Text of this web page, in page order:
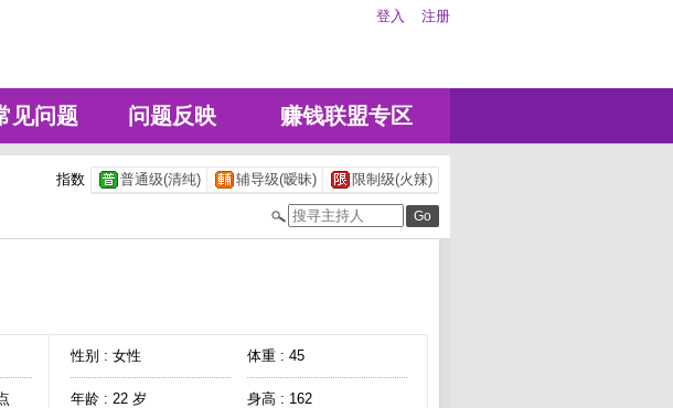
登入 注册
见问题 问题反映 赚钱联盟专区
指数 普通级(清纯) 辅导级(暧昧) 限制级(火辣)
性别 : 女性 体重 : 45
年龄 : 22 岁 身高 : 162